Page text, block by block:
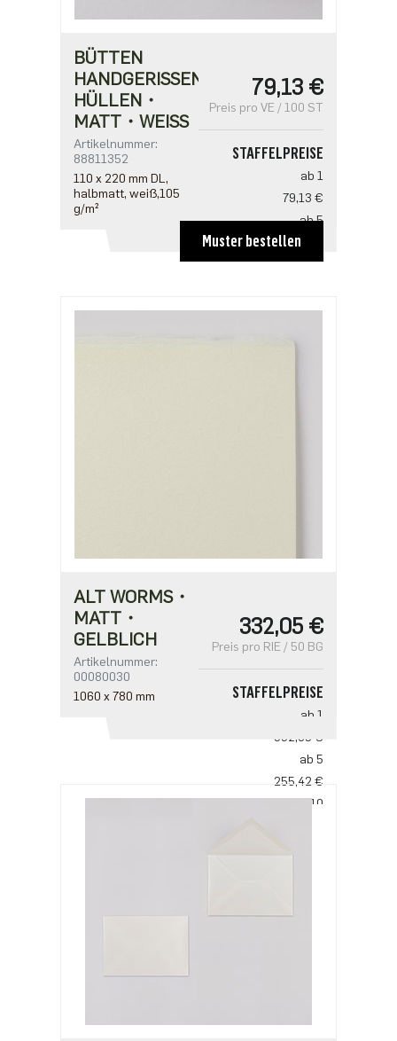
BÜTTEN
HANDGERISSEN
HÜLLEN・
MATT・WEISS
Artikelnummer:
88811352
110 x 220 mm DL,
halbmatt, weiß,105
g/m²
79,13 €
Preis pro VE / 100 ST
STAFFELPREISE
ab 1
79,13 €
ab 5
63,30 €
Muster bestellen
ALT WORMS・
MATT・
GELBLICH
Artikelnummer:
00080030
1060 x 780 mm
332,05 €
Preis pro RIE / 50 BG
STAFFELPREISE
ab 1
332,05 €
ab 5
255,42 €
ab 10